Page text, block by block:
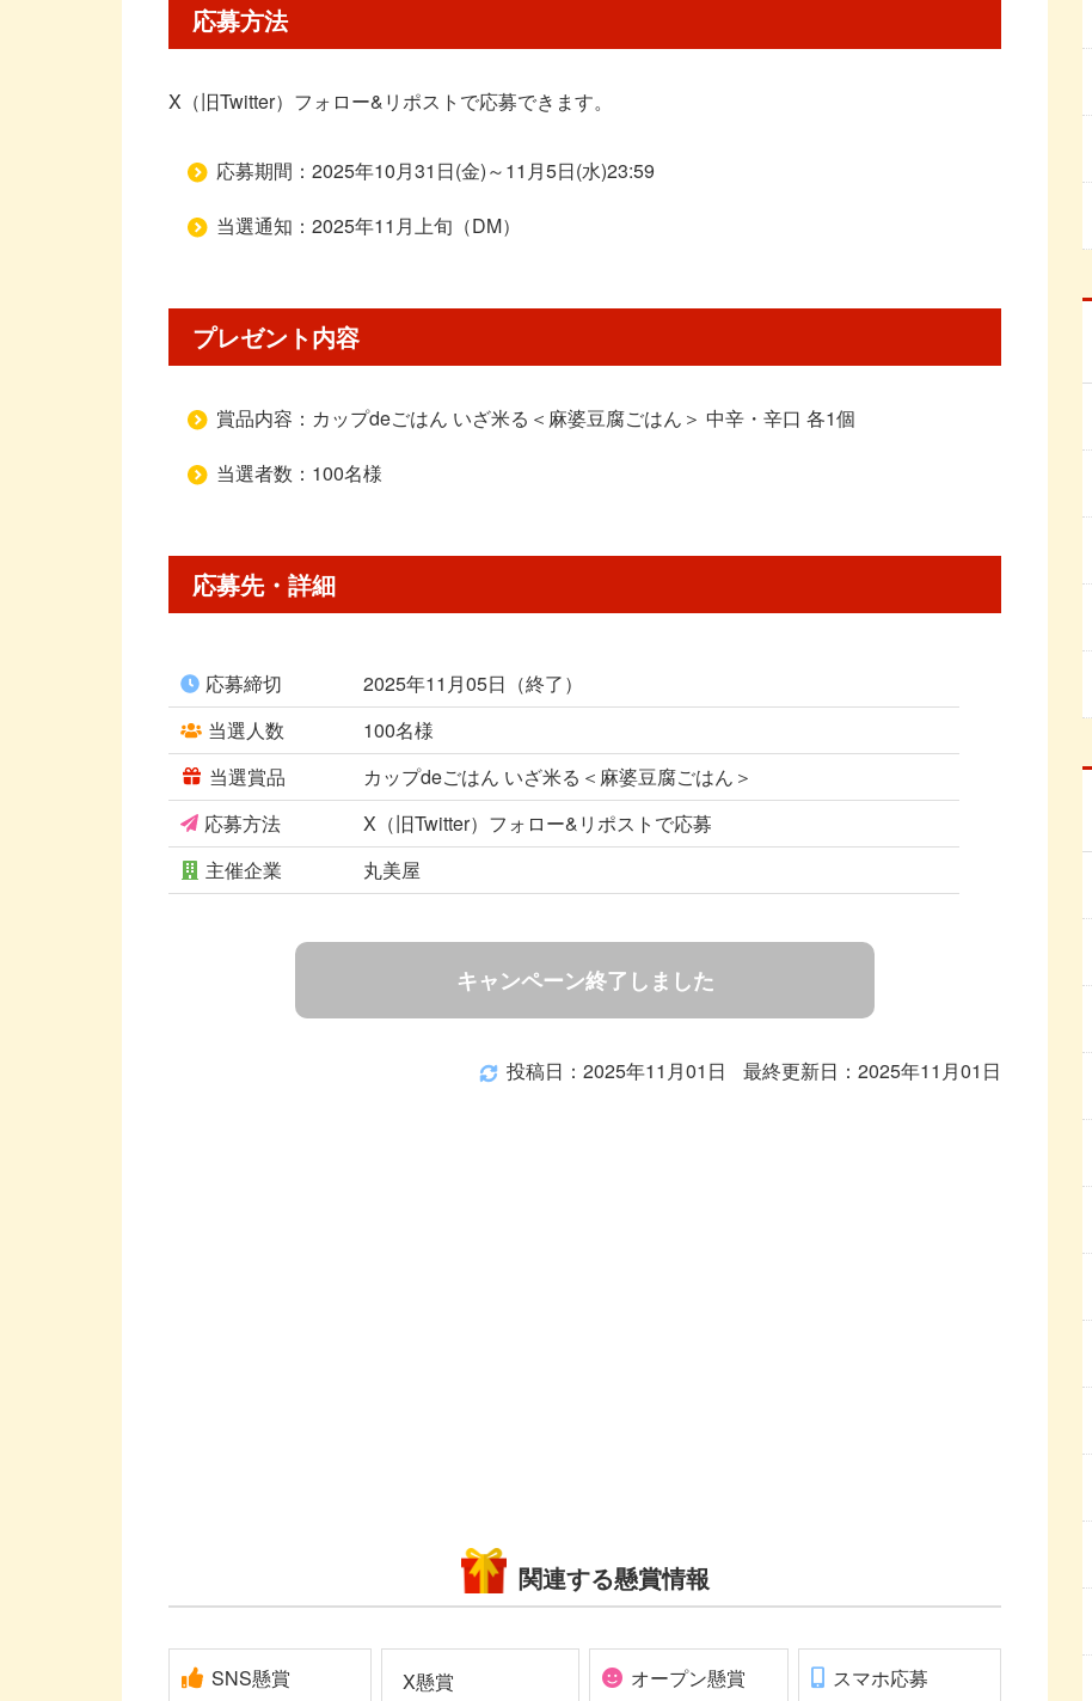
応募方法
X（旧Twitter）フォロー&リポストで応募できます。
応募期間：2025年10月31日(金)～11月5日(水)23:59
当選通知：2025年11月上旬（DM）
プレゼント内容
賞品内容：カップdeごはん いざ米る＜麻婆豆腐ごはん＞ 中辛・辛口 各1個
当選者数：100名様
応募先・詳細
応募締切
2025年11月05日（終了）
当選人数
100名様
当選賞品
カップdeごはん いざ米る＜麻婆豆腐ごはん＞
応募方法
X（旧Twitter）フォロー&リポストで応募
主催企業
丸美屋
キャンペーン終了しました
投稿日：2025年11月01日 最終更新日：2025年11月01日
関連する懸賞情報
SNS懸賞 X懸賞 オープン懸賞 スマホ応募